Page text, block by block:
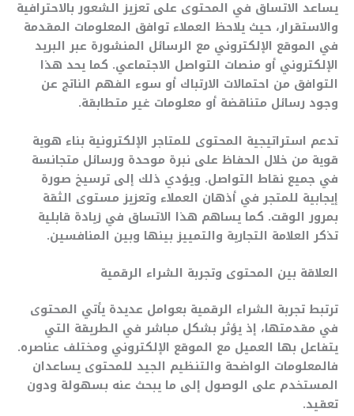
يساعد الاتساق في المحتوى على تعزيز الشعور بالاحترافية
والاستقرار، حيث يلاحظ العملاء توافق المعلومات المقدمة
في الموقع الإلكتروني مع الرسائل المنشورة عبر البريد
الإلكتروني أو منصات التواصل الاجتماعي. كما يحد هذا
التوافق من احتمالات الارتباك أو سوء الفهم الناتج عن
وجود رسائل متناقضة أو معلومات غير متطابقة.
تدعم استراتيجية المحتوى للمتاجر الإلكترونية بناء هوية
قوية من خلال الحفاظ على نبرة موحدة ورسائل متجانسة
في جميع نقاط التواصل. ويؤدي ذلك إلى ترسيخ صورة
إيجابية للمتجر في أذهان العملاء وتعزيز مستوى الثقة
بمرور الوقت. كما يساهم هذا الاتساق في زيادة قابلية
تذكر العلامة التجارية والتمييز بينها وبين المنافسين.
العلاقة بين المحتوى وتجربة الشراء الرقمية
ترتبط تجربة الشراء الرقمية بعوامل عديدة يأتي المحتوى
في مقدمتها، إذ يؤثر بشكل مباشر في الطريقة التي
يتفاعل بها العميل مع الموقع الإلكتروني ومختلف عناصره.
فالمعلومات الواضحة والتنظيم الجيد للمحتوى يساعدان
المستخدم على الوصول إلى ما يبحث عنه بسهولة ودون
تعقيد.